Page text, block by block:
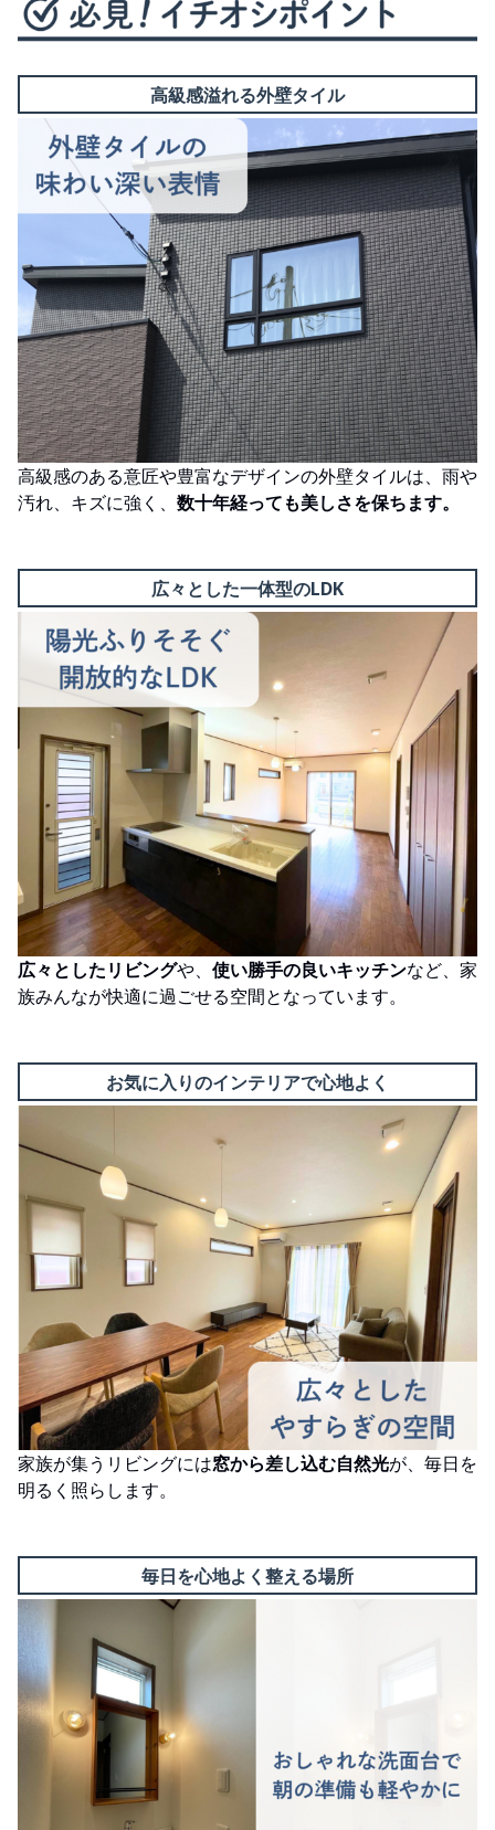
高級感溢れる外壁タイル
高級感のある意匠や豊富なデザインの外壁タイルは、雨や
汚れ、キズに強く、 数十年経っても美しさを保ちます。
広々とした一体型のLDK
広々としたリビングや、 使い勝手の良いキッチンなど、家
族みんなが快適に過ごせる空間となっています。
お気に入りのインテリアで心地よく
家族が集うリビングには窓から差し込む自然光が、毎日を
明るく照らします。
毎日を心地よく整える場所